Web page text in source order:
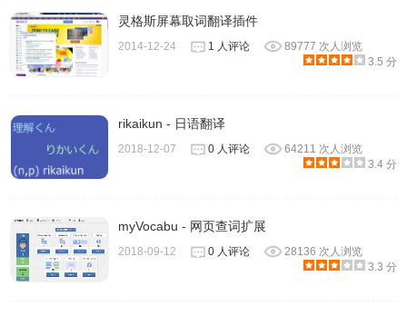
灵格斯屏幕取词翻译插件
2014-12-24 1 人评论
89777 次人浏览
3.5 分
rikaikun - 日语翻译
2018-12-07 0 人评论
64211 次人浏览
3.4 分
myVocabu - 网页查词扩展
2018-09-12 0 人评论
28136 次人浏览
3.3 分